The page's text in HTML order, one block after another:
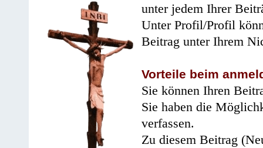
unter jedem Ihrer
Unter Profil/Profil
Beitrag unter Ihrem
Vorteile beim
Sie können Ihren
Sie haben die
verfassen.
Zu diesem Beitrag